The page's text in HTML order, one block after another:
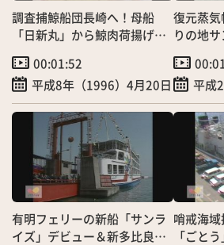
調査捕鯨船団長崎へ！母船
「日新丸」から鯨肉荷揚げ＆
00:01:52
平成8年（1996）4月20日
復元蒸
りの地
平成
有明フェリーの新船「サンラ
イズ」デビュー＆新多比良港
哨戒海
「ごと